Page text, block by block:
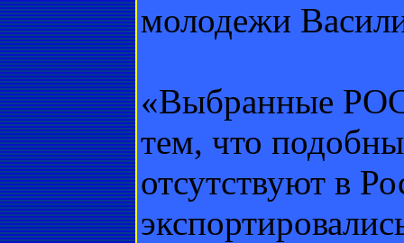
молодежи
«Выбранные
тем, что
отсутствуют в